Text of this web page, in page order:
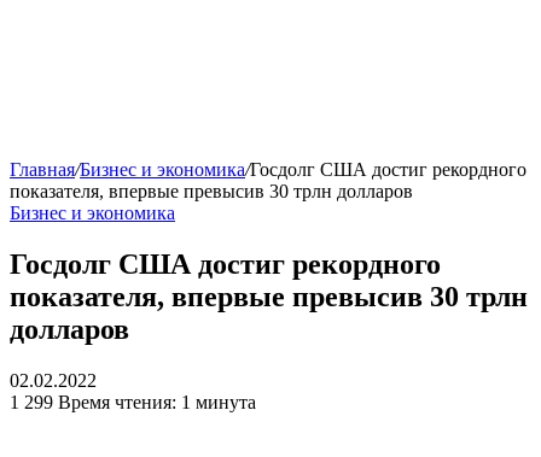
Главная/Бизнес и экономика/Госдолг США достиг рекордного
показателя, впервые превысив 30 трлн долларов
Бизнес и экономика
Госдолг США достиг рекордного
показателя, впервые превысив 30 трлн
долларов
02.02.2022
1 299 Время чтения: 1 минута